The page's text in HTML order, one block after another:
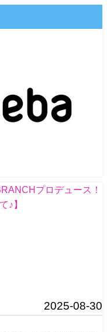
プロデュース！
♪】
2025-08-30